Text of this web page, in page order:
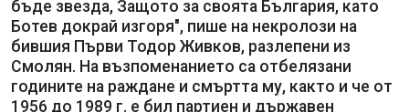
бъде звезда, Защото за своята България, като
Ботев докрай изгоря", пише на некролози на
бившия Първи Тодор Живков, разлепени из
Смолян. На възпоменанието са отбелязани
годините на раждане и смъртта му, както и че от
1956 до 1989 г. е бил партиен и държавен